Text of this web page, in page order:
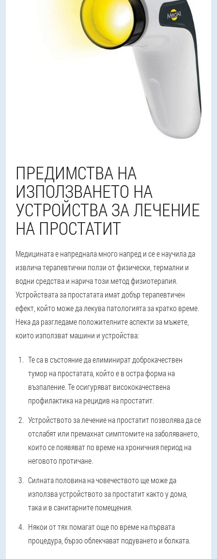
ПРЕДИМСТВА НА
ИЗПОЛЗВАНЕТО НА
УСТРОЙСТВА ЗА ЛЕЧЕНИЕ
НА ПРОСТАТИТ
Медицината е напреднала много напред и се е научила да
извлича терапевтични ползи от физически, термални и
водни средства и нарича този метод физиотерапия.
Устройствата за простатата имат добър терапевтичен
ефект, който може да лекува патологията за кратко време.
Нека да разгледаме положителните аспекти за мъжете,
които използват машини и устройства:
Те са в състояние да елиминират доброкачествен
тумор на простатата, който е в остра форма на
възпаление. Те осигуряват висококачествена
профилактика на рецидив на простатит.
Устройството за лечение на простатит позволява да се
отслабят или премахнат симптомите на заболяването,
които се появяват по време на хроничния период на
неговото протичане.
Силната половина на човечеството ще може да
използва устройството за простатит както у дома,
така и в санитарните помещения.
Някои от тях помагат още по време на първата
процедура, бързо облекчават подуването и болката.